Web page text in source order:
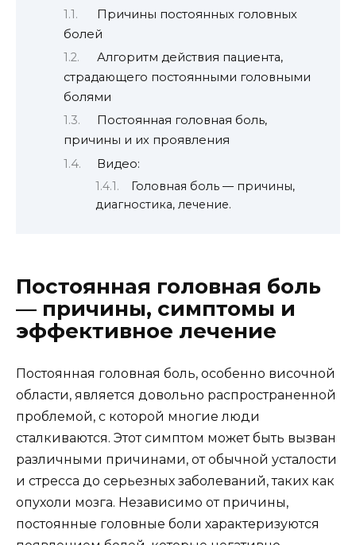
Причины постоянных головных
болей
Алгоритм действия пациента,
страдающего постоянными головными
болями
Постоянная головная боль,
причины и их проявления
Видео:
Головная боль — причины,
диагностика, лечение.
Постоянная головная боль
— причины, симптомы и
эффективное лечение
Постоянная головная боль, особенно височной
области, является довольно распространенной
проблемой, с которой многие люди
сталкиваются. Этот симптом может быть вызван
различными причинами, от обычной усталости
и стресса до серьезных заболеваний, таких как
опухоли мозга. Независимо от причины,
постоянные головные боли характеризуются